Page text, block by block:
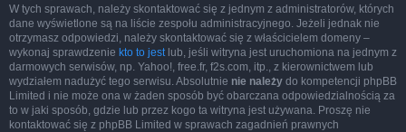
W tych sprawach, należy skontaktować się z jednym z administratorów, których
dane wyświetlone są na liście zespołu administracyjnego. Jeżeli jednak nie
otrzymasz odpowiedzi, należy skontaktować się z właścicielem domeny –
wykonaj sprawdzenie kto to jestlub, jeśli witryna jest uruchomiona na jednym z
darmowych serwisów, np. Yahoo!, free.fr, f2s.com, itp., z kierownictwem lub
wydziałem nadużyć tego serwisu. Absolutnie nie należy do kompetencji phpBB
Limited i nie może ona w żaden sposób być obarczana odpowiedzialnością za
to w jaki sposób, gdzie lub przez kogo ta witryna jest używana. Proszę nie
kontaktować się z phpBB Limited w sprawach zagadnień prawnych